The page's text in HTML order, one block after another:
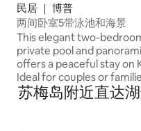
民居 ｜ 博普
两间卧室5带泳池和海景
This elegant two-
private pool and
offers a peaceful stay on
Ideal for couples or
privacy and comfort. The
comfortable and fully
苏梅岛附近直达